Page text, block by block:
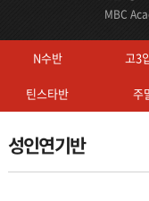
MBC
N수반 고3
틴스타반 주
성인연기반